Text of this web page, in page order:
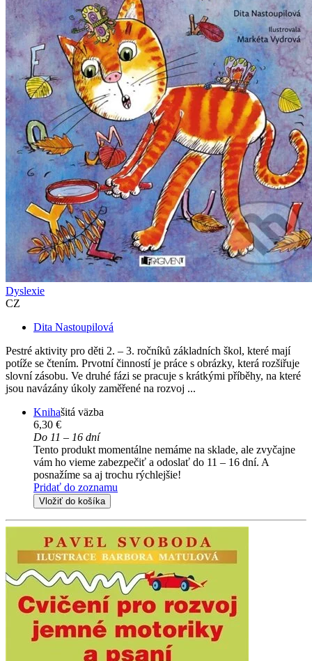
Dyslexie
CZ
Dita Nastoupilová
Pestré aktivity pro děti 2. – 3. ročníků základních škol, které mají
potíže se čtením. Prvotní činností je práce s obrázky, která rozšiřuje
slovní zásobu. Ve druhé fázi se pracuje s krátkými příběhy, na které
jsou navázány úkoly zaměřené na rozvoj ...
Knihašitá väzba
6,30 €
Do 11 – 16 dní
Tento produkt momentálne nemáme na sklade, ale zvyčajne
vám ho vieme zabezpečiť a odoslať do 11 – 16 dní. A
posnažíme sa aj trochu rýchlejšie!
Pridať do zoznamu
Vložiť do košíka